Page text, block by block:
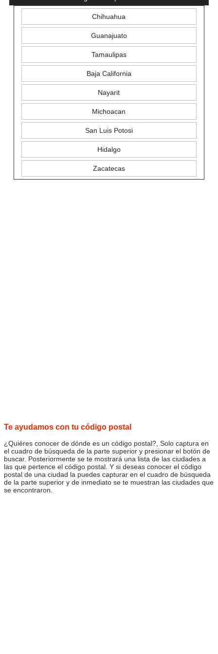
Chihuahua
Guanajuato
Tamaulipas
Baja California
Nayarit
Michoacan
San Luis Potosi
Hidalgo
Zacatecas
Te ayudamos con tu código postal
¿Quiéres conocer de dónde es un código postal?, Solo captura en
el cuadro de búsqueda de la parte superior y presionar el botón de
buscar. Posteriormente se te mostrará una lista de las ciudades a
las que pertence el código postal. Y si deseas conocer el código
postal de una ciudad la puedes capturar en el cuadro de búsqueda
de la parte superior y de inmediato se te muestran las ciudades que
se encontraron.